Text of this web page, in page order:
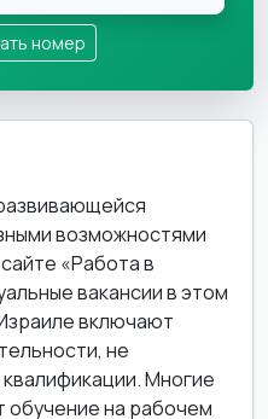
номер
возможностями
«Работа в
вакансии в этом
включают
не
Многие
обучение на рабочем